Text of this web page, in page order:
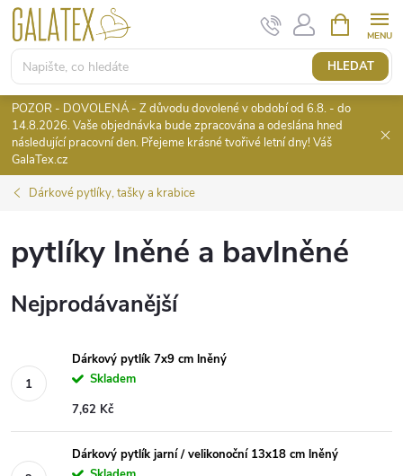
Přejít
obsah
HLEDAT
NÁKUPNÍ
KOŠÍK
POZOR - DOVOLENÁ - Z důvodu dovolené v období od 6.8. - do
14.8.2026. Vaše objednávka bude zpracována a odeslána hned
následující pracovní den. Přejeme krásné tvořivé letní dny! Váš
GalaTex.cz
Dárkové pytlíky, tašky a krabice
pytlíky lněné a bavlněné
Nejprodávanější
Dárkový pytlík 7x9 cm lněný
Skladem
7,62 Kč
Dárkový pytlík jarní / velikonoční 13x18 cm lněný